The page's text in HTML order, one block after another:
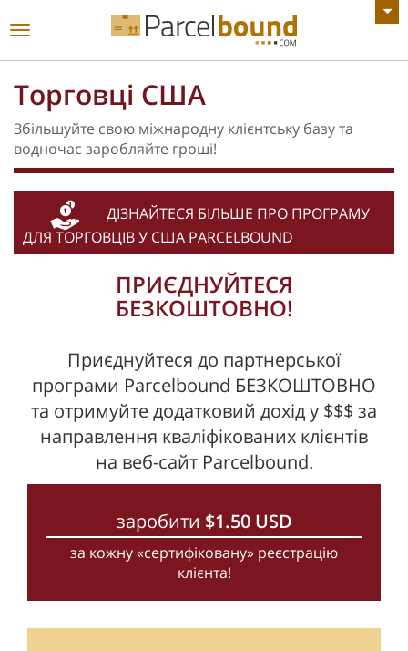
ПЕРЕГЛЯНУТИ ВСІ ОГОЛОШЕННЯ
Увімкнути
Торговці США
Збільшуйте свою міжнародну клієнтську базу та
водночас заробляйте гроші!
ДІЗНАЙТЕСЯ БІЛЬШЕ ПРО ПРОГРАМУ
ДЛЯ ТОРГОВЦІВ У США PARCELBOUND
ПРИЄДНУЙТЕСЯ
БЕЗКОШТОВНО!
Приєднуйтеся до партнерської
програми Parcelbound БЕЗКОШТОВНО
та отримуйте додатковий дохід у $$$ за
направлення кваліфікованих клієнтів
на веб-сайт Parcelbound.
заробити $1.50 USD
за кожну «сертифіковану» реєстрацію
клієнта!